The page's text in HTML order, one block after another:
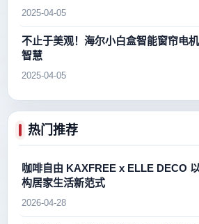
2025-04-05
不止于美观！海尔小白盒智能窗帘电
智慧
2025-04-05
热门推荐
咖啡自由 KAXFREE x ELLE DECO
构居家生活新范式
2026-04-28